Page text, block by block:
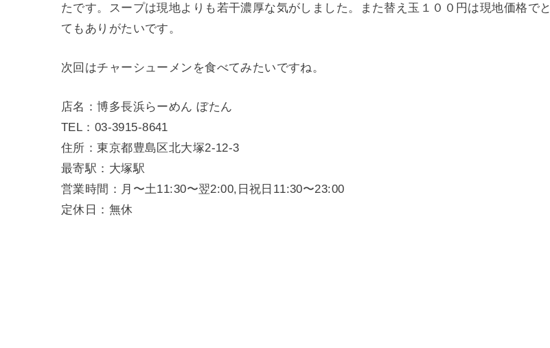
たです。スープは現地よりも若干濃厚な気がしました。また替え玉１００円は現地価格でと
てもありがたいです。
次回はチャーシューメンを食べてみたいですね。
店名：博多長浜らーめん ぼたん
TEL：03-3915-8641
住所：東京都豊島区北大塚2-12-3
最寄駅：大塚駅
営業時間：月〜土11:30〜翌2:00,日祝日11:30〜23:00
定休日：無休